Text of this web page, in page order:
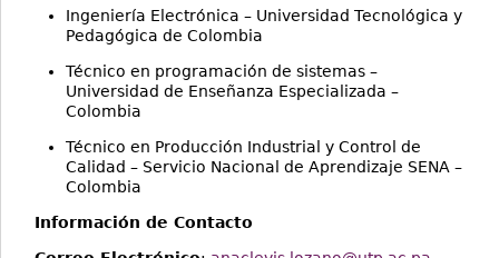
Ingeniería Electrónica – Universidad Tecnológica y
Pedagógica de Colombia
Técnico en programación de sistemas –
Universidad de Enseñanza Especializada –
Colombia
Técnico en Producción Industrial y Control de
Calidad – Servicio Nacional de Aprendizaje SENA –
Colombia
Información de Contacto